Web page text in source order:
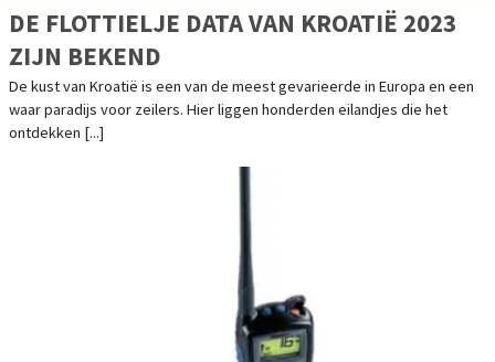
DE FLOTTIELJE DATA VAN KROATIË 2023
ZIJN BEKEND
De kust van Kroatië is een van de meest gevarieerde in Europa en een
waar paradijs voor zeilers. Hier liggen honderden eilandjes die het
ontdekken [...]